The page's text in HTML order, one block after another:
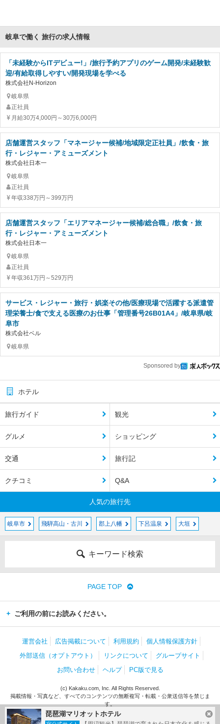
岐阜で働く 旅行の求人情報
「未経験からITデビュー!」/旅行予約アプリのゲーム開発/未経験歓
迎/有給取得しやすい/開発現場を学べる
株式会社N-Horizon
岐阜県
正社員
月給30万4,000円～30万6,000円
店舗運営スタッフ「マネージャー候補/地域限定正社員」/飲食・旅
行・レジャー・アミューズメント
株式会社日本一
岐阜県
正社員
年収338万円～399万円
店舗運営スタッフ「エリアマネージャー候補/総合職」/飲食・旅
行・レジャー・アミューズメント
株式会社日本一
岐阜県
正社員
年収361万円～529万円
サービス・レジャー・旅行・娯楽その他/医療現場で活躍する派遣管
理栄養士/食で支える医療のお仕事「管理番号26B01A4」/岐阜県/岐
阜市
株式会社ベル
岐阜県
Sponsored by
琵琶湖マリオットホテル
ホテル
旅行ガイド 観光
グルメ ショッピング
交通 旅行記
クチコミ Q&A
人気の旅行先
岐阜市 飛騨高山・古川 郡上八幡 下呂温泉 大垣
キーワード検索
PAGE TOP
ご利用の前にお読みください。
運営会社 広告掲載について 利用規約
個人情報保護方針
外部送信（オプトアウト）
リンクについて
グループサイト
お問い合わせ
ヘルプ PC版で見る
(c) Kakaku.com, Inc. All Rights Reserved.
掲載情報・写真など、すべてのコンテンツの無断複写・転載・公衆送信等を禁じま
す。